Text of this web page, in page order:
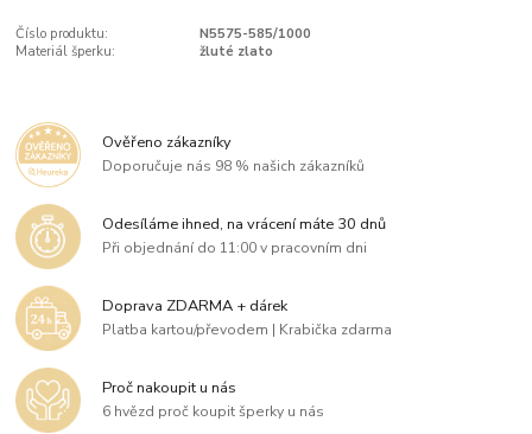
Číslo produktu:
N5575-585/1000
Materiál šperku:
žluté zlato
Ověřeno zákazníky
Doporučuje nás 98 % našich zákazníků
Odesíláme ihned, na vrácení máte 30 dnů
Při objednání do 11:00 v pracovním dni
Doprava ZDARMA + dárek
Platba kartou/převodem | Krabička zdarma
Proč nakoupit u nás
6 hvězd proč koupit šperky u nás